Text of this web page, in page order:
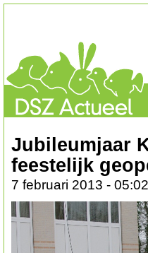
Jubileumjaar
feestelijk
7 februari 2013 -